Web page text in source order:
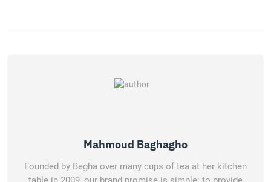
Mahmoud Baghagho
Founded by Begha over many cups of tea at her kitchen